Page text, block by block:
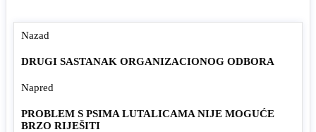
Nazad
DRUGI SASTANAK ORGANIZACIONOG ODBORA
Napred
PROBLEM S PSIMA LUTALICAMA NIJE MOGUĆE
BRZO RIJEŠITI